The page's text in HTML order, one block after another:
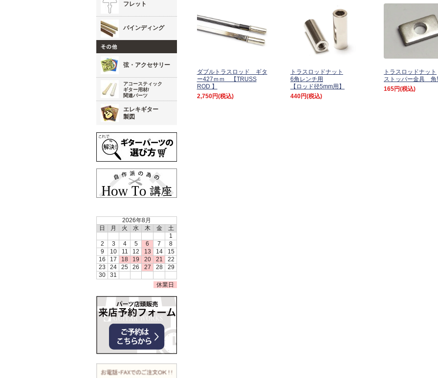
フレット
バインディング
弦・アクセサリー
アコースティック
ギター用材/
関連パーツ
エレキギター
製図
2026年8月
日
月 火 水 木 金
土
1
2
3 4 5 6 7
8
9
10 11 12 13 14
15
16
17 18 19 20 21
22
23
24 25 26 27 28
29
30
31
休業日
ダブルトラスロッド ギタ
ー427ｍｍ 【TRUSS
ROD 】
2,750円(税込)
トラスロッドナット
6角レンチ用
【ロッド径5mm用】
440円(税込)
トラスロッドナット
ストッパー金具 角
165円(税込)